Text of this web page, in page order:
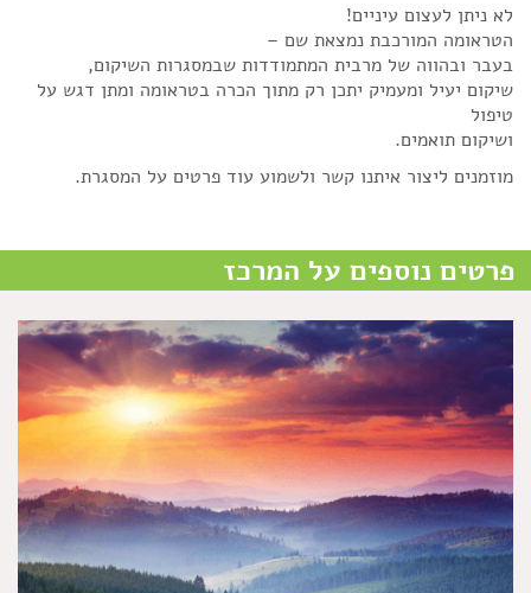
לא ניתן לעצום עיניים!
הטראומה המורכבת נמצאת שם –
בעבר ובהווה של מרבית המתמודדות שבמסגרות השיקום,
שיקום יעיל ומעמיק יתכן רק מתוך הכרה בטראומה ומתן דגש על
טיפול
ושיקום תואמים.
מוזמנים ליצור איתנו קשר ולשמוע עוד פרטים על המסגרת.
פרטים נוספים על המרכז